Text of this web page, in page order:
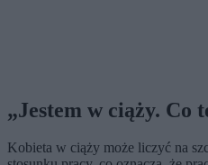
„Jestem w ciąży. Co
Kobieta w ciąży może liczyć na